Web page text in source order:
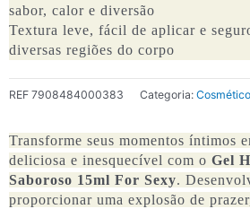
sabor, calor e diversão
Textura leve, fácil de aplicar e
diversas regiões do corpo
REF 7908484000383 Categoria:
Transforme seus momentos íntimos
deliciosa e inesquecível com o Gel
Saboroso 15ml For Sexy.
proporcionar uma explosão de